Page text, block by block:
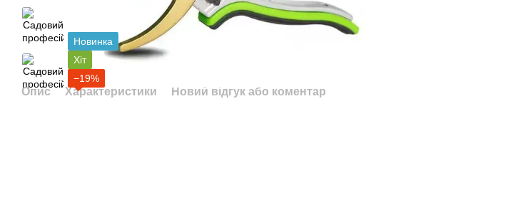
Новинка
Хіт
−19%
Опис Характеристики Новий відгук або коментар